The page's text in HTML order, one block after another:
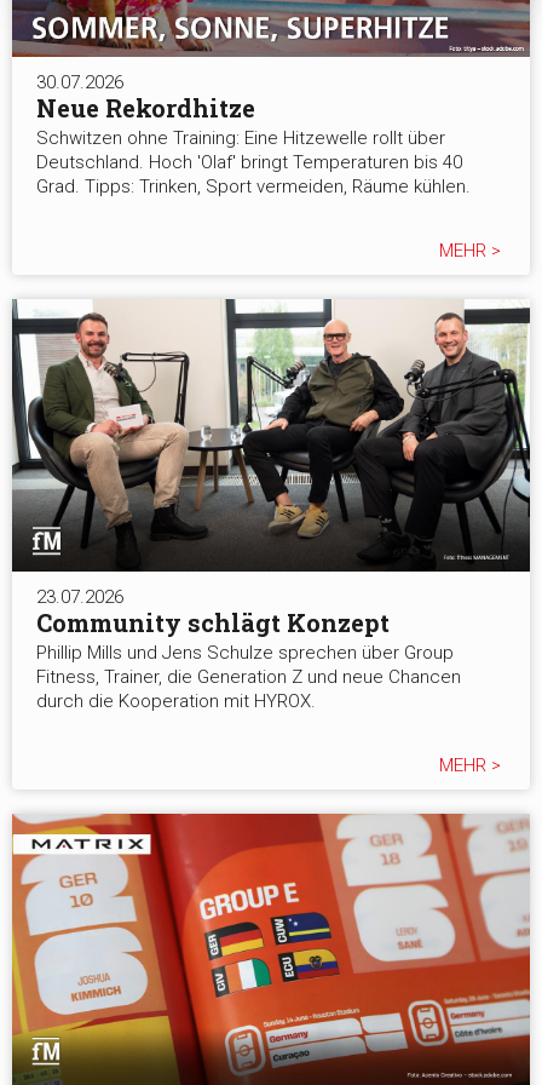
30.07.2026
Neue Rekordhitze
Schwitzen ohne Training: Eine Hitzewelle rollt über
Deutschland. Hoch 'Olaf' bringt Temperaturen bis 40
Grad. Tipps: Trinken, Sport vermeiden, Räume kühlen.
MEHR >
23.07.2026
Community schlägt Konzept
Phillip Mills und Jens Schulze sprechen über Group
Fitness, Trainer, die Generation Z und neue Chancen
durch die Kooperation mit HYROX.
MEHR >